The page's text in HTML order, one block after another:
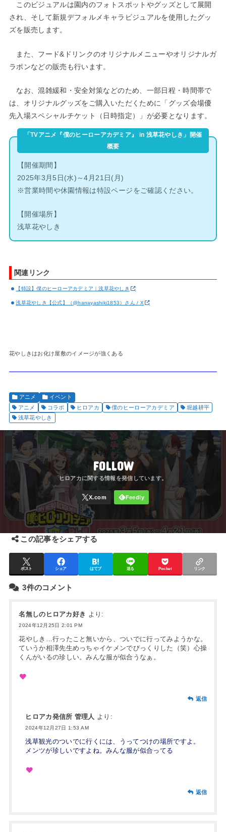
このビジュアルは園内のフォトスポットやグッズとして展開
され、そして新規デフォルメキャラビジュアルを使用したグッ
ズを販売します。
また、フード&ドリンクのオリジナルメニューやオリジナルガ
ラポンなどの販売も行います。
なお、混雑緩和・安全対策などのため、一部日程・時間帯で
は、オリジナルグッズをご購入いただくために「グッズ会場優
先入場スペシャルチケット（日時指定）」が必要となります。
「TVアニメ『僕のヒーローアカデミア』 in 浅草花やしき」開催
概要
【開催期間】
2025年3月5日(水)～4月21日(月)
※営業時間や休園情報は特設ページをご確認ください。
【開催場所】
浅草花やしき
関連リンク
【特設】僕のヒーローアカデミア｜浅草花やしき
浅草花やしき【公式】（@hanayashiki1853）さん / X
花やしきはお化け屋敷のイメージが強くある
アニメ
イベント
アニメ
コラボ ヒロアカ 僕のヒーローアカデミア
堀越耕平
浅草花やしき
FOLLOW
この記事をシェアする
ポスト シェア はてブ 送る Pocket リンク
3件のコメント
名無しのヒロアカ好き より:
2024年12月25日 2:01 PM
花やしき…行ったこと無いから、ついでに行ってみようかな。
ていうか相澤先生めっちゃイケメンでびっくりした（笑）心操
くんがいるの珍しい。みんな服が似合うなぁ。
返信
ヒロアカ発信所 管理人 より:
2024年12月27日 1:53 AM
浅草観光のついでに行くには、うってつけの場所ですよ。
メンツが珍しいですよね。みんな服が似合ってる
返信